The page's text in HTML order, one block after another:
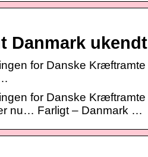
Danmark ukendt
for Danske Kræftramte
for Danske Kræftramte
nu… Farligt – Danmark …